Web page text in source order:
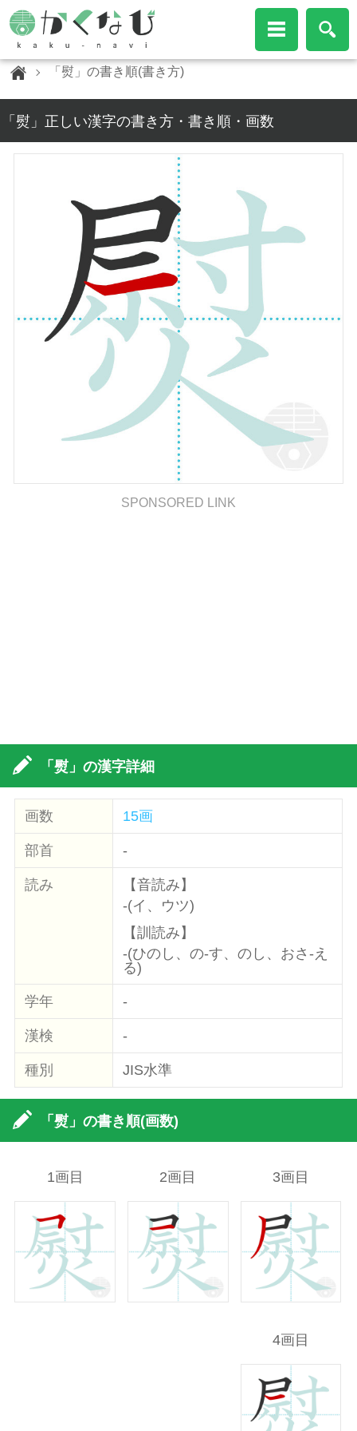
「熨」の書き順(書き方)
「熨」正しい漢字の書き方・書き順・画数
SPONSORED LINK
「熨」の漢字詳細
画数 15画
部首 -
読み
【音読み】
-(イ、ウツ)
【訓読み】
-(ひのし、の-す、のし、おさ-え
る)
学年 -
漢検 -
種別 JIS水準
「熨」の書き順(画数)
1画目 2画目 3画目
4画目